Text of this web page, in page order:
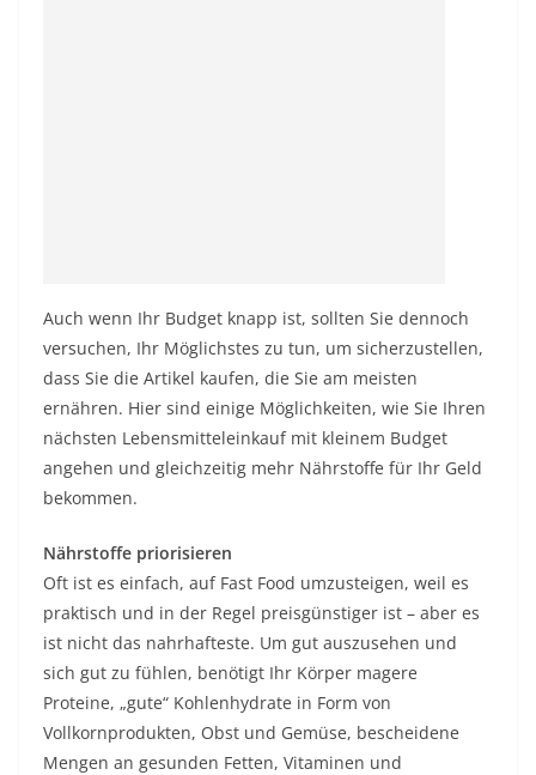
Auch wenn Ihr Budget knapp ist, sollten Sie dennoch
versuchen, Ihr Möglichstes zu tun, um sicherzustellen,
dass Sie die Artikel kaufen, die Sie am meisten
ernähren. Hier sind einige Möglichkeiten, wie Sie Ihren
nächsten Lebensmitteleinkauf mit kleinem Budget
angehen und gleichzeitig mehr Nährstoffe für Ihr Geld
bekommen.
Nährstoffe priorisieren
Oft ist es einfach, auf Fast Food umzusteigen, weil es
praktisch und in der Regel preisgünstiger ist – aber es
ist nicht das nahrhafteste. Um gut auszusehen und
sich gut zu fühlen, benötigt Ihr Körper magere
Proteine, „gute“ Kohlenhydrate in Form von
Vollkornprodukten, Obst und Gemüse, bescheidene
Mengen an gesunden Fetten, Vitaminen und